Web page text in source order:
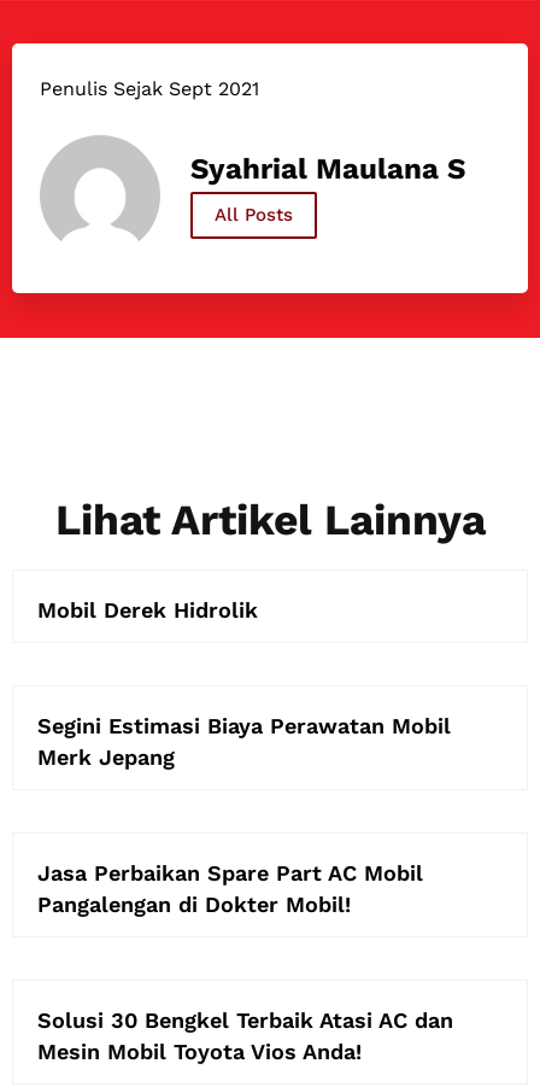
Penulis Sejak Sept 2021
Syahrial Maulana S
All Posts
Lihat Artikel Lainnya
Mobil Derek Hidrolik
Segini Estimasi Biaya Perawatan Mobil
Merk Jepang
Jasa Perbaikan Spare Part AC Mobil
Pangalengan di Dokter Mobil!
Solusi 30 Bengkel Terbaik Atasi AC dan
Mesin Mobil Toyota Vios Anda!